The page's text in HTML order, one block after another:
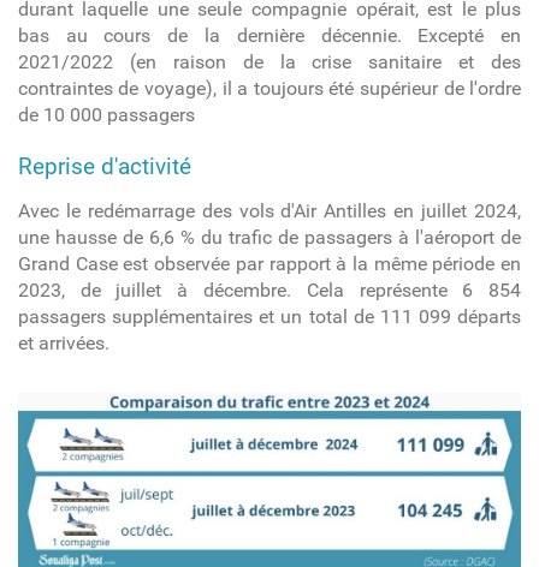
durant laquelle une seule compagnie opérait, est le plus
bas au cours de la dernière décennie. Excepté en
2021/2022 (en raison de la crise sanitaire et des
contraintes de voyage), il a toujours été supérieur de l'ordre
de 10 000 passagers
Reprise d'activité
Avec le redémarrage des vols d'Air Antilles en juillet 2024,
une hausse de 6,6 % du trafic de passagers à l'aéroport de
Grand Case est observée par rapport à la même période en
2023, de juillet à décembre. Cela représente 6 854
passagers supplémentaires et un total de 111 099 départs
et arrivées.
trafic_juill_dec.jpeg